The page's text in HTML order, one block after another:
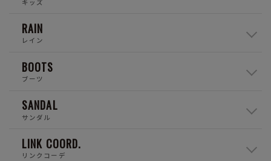
RAIN
レイン
BOOTS
ブーツ
SANDAL
サンダル
LINK COORD.
リンクコーデ